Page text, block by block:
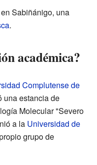
Sabiñánigo, una
.
académica?
Complutense de
una estancia de
Molecular "Severo
a la Universidad de
grupo de